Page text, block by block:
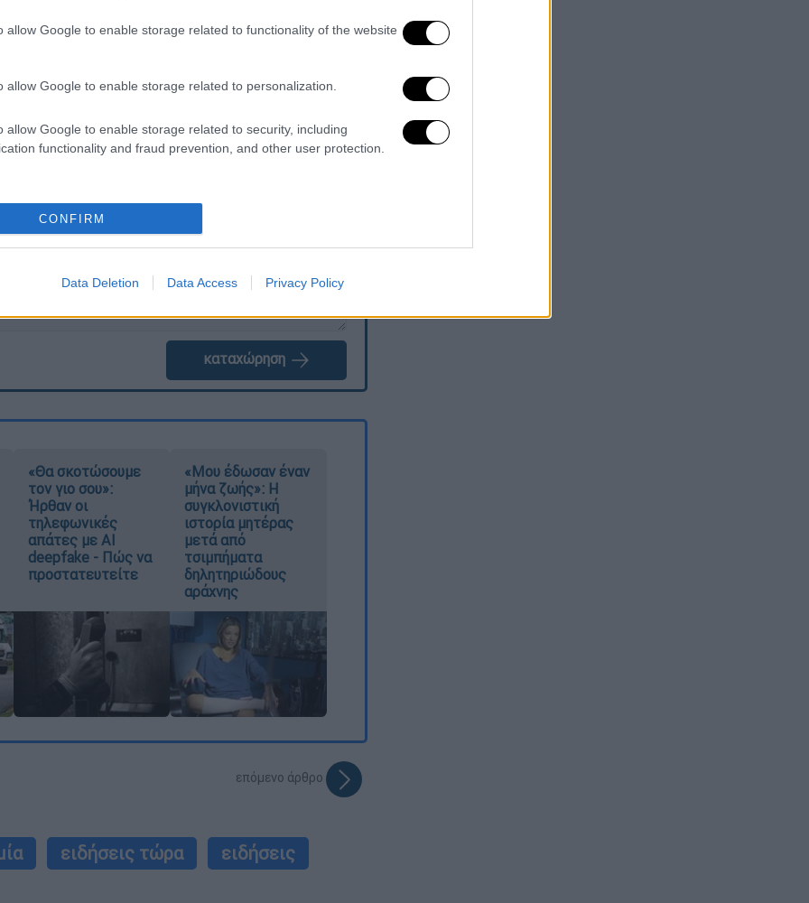
allow Google to enable storage related to functionality of the website
allow Google to enable storage related to personalization.
allow Google to enable storage related to security, including
functionality and fraud prevention, and other user protection.
CONFIRM
Data Deletion Data Access Privacy Policy
,προκειμένου να του παρασχέθηκαν οι
να διαπιστωθεί ο λόγος που λιποθύμησε
ΕΘΝΟΣ θα παρεμβαίνει και τα προσβλητικά σχόλια θα
καταχώρηση
«Θα σκοτώσουμε
τον γιο σου»:
Ήρθαν οι
τηλεφωνικές
απάτες με AI
deepfake - Πώς να
προστατευτείτε
«Μου έδωσαν έναν
μήνα ζωής»: Η
συγκλονιστική
ιστορία μητέρας
μετά από
τσιμπήματα
δηλητηριώδους
αράχνης
επόμενο άρθρο
ειδήσεις τώρα
ειδήσεις